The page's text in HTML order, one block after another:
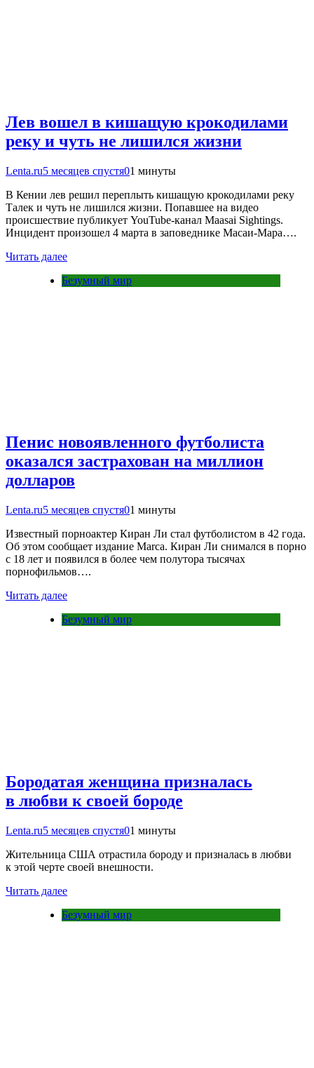
Лев вошел в кишащую крокодилами
реку и чуть не лишился жизни
Lenta.ru5 месяцев спустя01 минуты
В Кении лев решил переплыть кишащую крокодилами реку
Талек и чуть не лишился жизни. Попавшее на видео
происшествие публикует YouTube-канал Maasai Sightings.
Инцидент произошел 4 марта в заповеднике Масаи-Мара….
Читать далее
Безумный мир
Пенис новоявленного футболиста
оказался застрахован на миллион
долларов
Lenta.ru5 месяцев спустя01 минуты
Известный порноактер Киран Ли стал футболистом в 42 года.
Об этом сообщает издание Marca. Киран Ли снимался в порно
с 18 лет и появился в более чем полутора тысячах
порнофильмов….
Читать далее
Безумный мир
Бородатая женщина призналась
в любви к своей бороде
Lenta.ru5 месяцев спустя01 минуты
Жительница США отрастила бороду и призналась в любви
к этой черте своей внешности.
Читать далее
Безумный мир